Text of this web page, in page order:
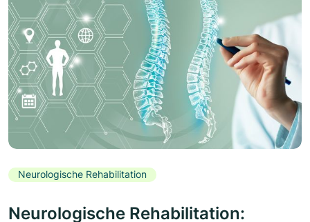
Neurologische Rehabilitation
Neurologische Rehabilitation: